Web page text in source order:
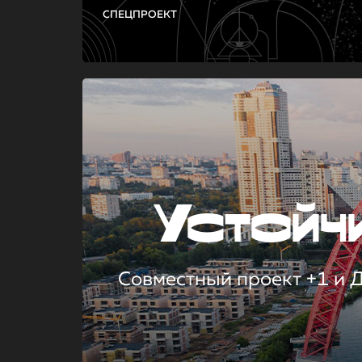
СПЕЦПРОЕКТ
Совместный проект +1 и